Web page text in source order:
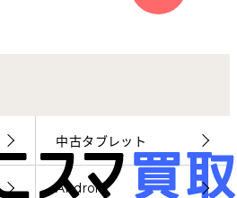
中古タブレット
Android